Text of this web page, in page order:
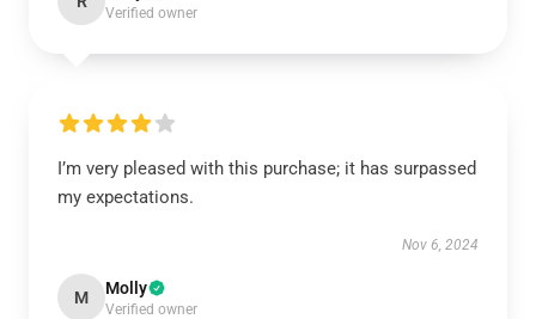
Verified owner
I’m very pleased with this purchase; it has surpassed
my expectations.
Nov 6, 2024
M Molly
Verified owner